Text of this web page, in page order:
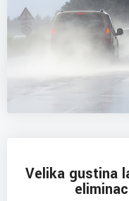
Velika gustina